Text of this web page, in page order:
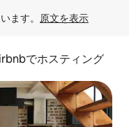
ます。 原文を表示
でホスティング